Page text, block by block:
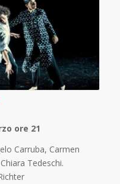
ore 21
Carruba, Carmen
Tedeschi.